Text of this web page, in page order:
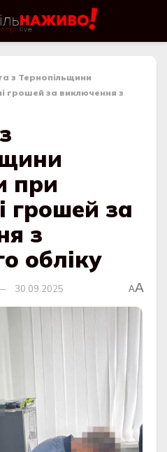
з Тернопільщини
грошей за виключення з
при
грошей за
з
обліку
30.09.2025 AA